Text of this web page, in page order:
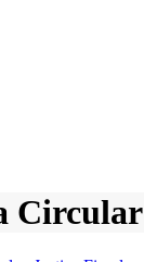
Circular